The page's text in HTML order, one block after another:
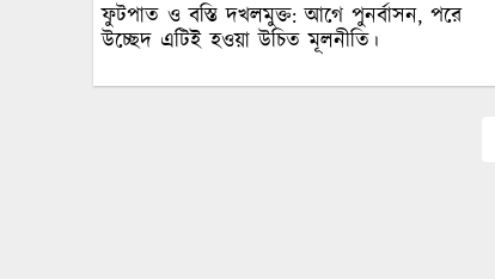
ফুটপাত ও বস্তি দখলমুক্ত: আগে পুনর্বাসন, পরে
উচ্ছেদ এটিই হওয়া উচিত মূলনীতি।